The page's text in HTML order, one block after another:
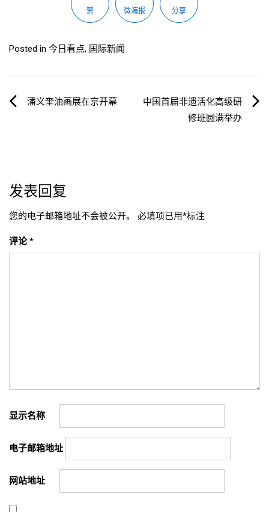
赞 微海报 分享
Posted in 今日看点, 国际新闻
文
航
潘义奎油画展在京开幕
中国首届非遗活化高级研
修班圆满举办
发表回复
您的电子邮箱地址不会被公开。 必填项已用*标注
评论*
显示名称
电子邮箱地址
网站地址